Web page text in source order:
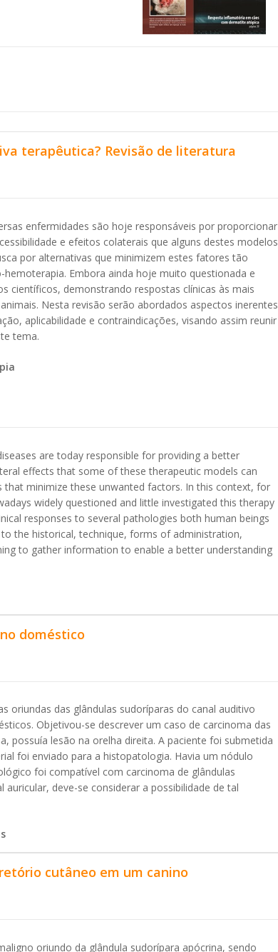
terapêutica? Revisão de literatura
enfermidades são hoje responsáveis por proporcionar
e efeitos colaterais que alguns destes modelos
por alternativas que minimizem estes fatores tão
Embora ainda hoje muito questionada e
científicos, demonstrando respostas clínicas às mais
Nesta revisão serão abordados aspectos inerentes
aplicabilidade e contraindicações, visando assim reunir
tema.
are today responsible for providing a better
effects that some of these therapeutic models can
minimize these unwanted factors. In this context, for
widely questioned and little investigated this therapy
responses to several pathologies both human beings
the historical, technique, forms of administration,
to gather information to enable a better understanding
doméstico
oriundas das glândulas sudoríparas do canal auditivo
Objetivou-se descrever um caso de carcinoma das
possuía lesão na orelha direita. A paciente foi submetida
foi enviado para a histopatologia. Havia um nódulo
foi compatível com carcinoma de glândulas
deve-se considerar a possibilidade de tal
cutâneo em um canino
oriundo da glândula sudorípara apócrina, sendo